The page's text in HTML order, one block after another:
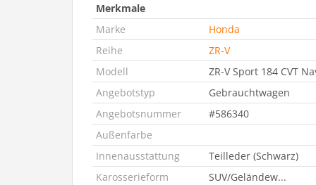
Merkmale
Marke
Honda
Reihe
ZR-V
Modell
ZR-V Sport 184 CVT
Angebotstyp
Gebrauchtwagen
Angebotsnummer
#586340
Außenfarbe
Innenausstattung
Teilleder (Schwarz)
Karosserieform
SUV/Geländew...